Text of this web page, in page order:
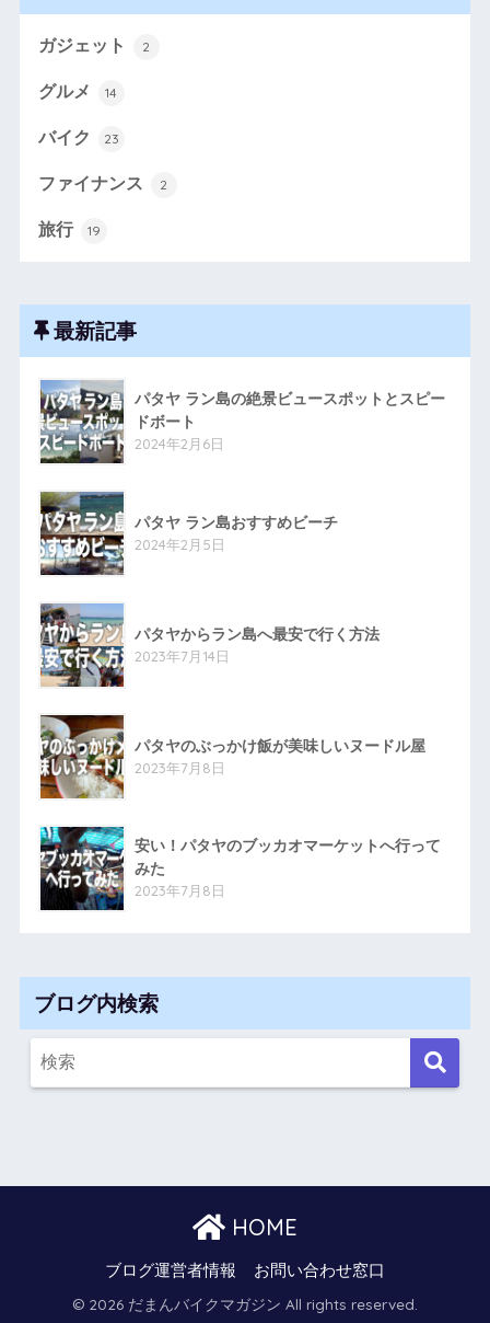
ガジェット 2
グルメ 14
バイク 23
ファイナンス 2
旅行 19
最新記事
パタヤ ラン島の絶景ビュースポットとスピー
ドボート
2024年2月6日
パタヤ ラン島おすすめビーチ
2024年2月5日
パタヤからラン島へ最安で行く方法
2023年7月14日
パタヤのぶっかけ飯が美味しいヌードル屋
2023年7月8日
安い！パタヤのブッカオマーケットへ行って
みた
2023年7月8日
ブログ内検索
HOME
ブログ運営者情報 お問い合わせ窓口
© 2026 だまんバイクマガジン All rights reserved.